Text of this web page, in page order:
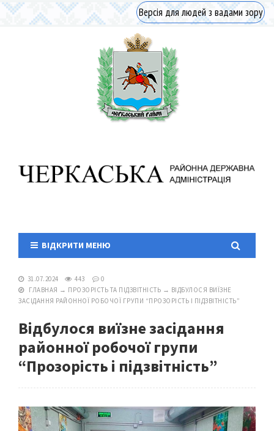
Версія для людей з вадами зору
ВІДКРИТИ МЕНЮ
31.07.2024 443
0
ГЛАВНАЯ → ПРОЗОРІСТЬ ТА ПІДЗВІТНІСТЬ → ВІДБУЛОСЯ ВИЇЗНЕ
ЗАСІДАННЯ РАЙОННОЇ РОБОЧОЇ ГРУПИ “ПРОЗОРІСТЬ І ПІДЗВІТНІСТЬ”
Відбулося виїзне засідання
районної робочої групи
“Прозорість і підзвітність”